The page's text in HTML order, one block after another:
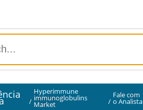
/
Hyperimmune
immunoglobulins
Market /
Fale com
o Analista